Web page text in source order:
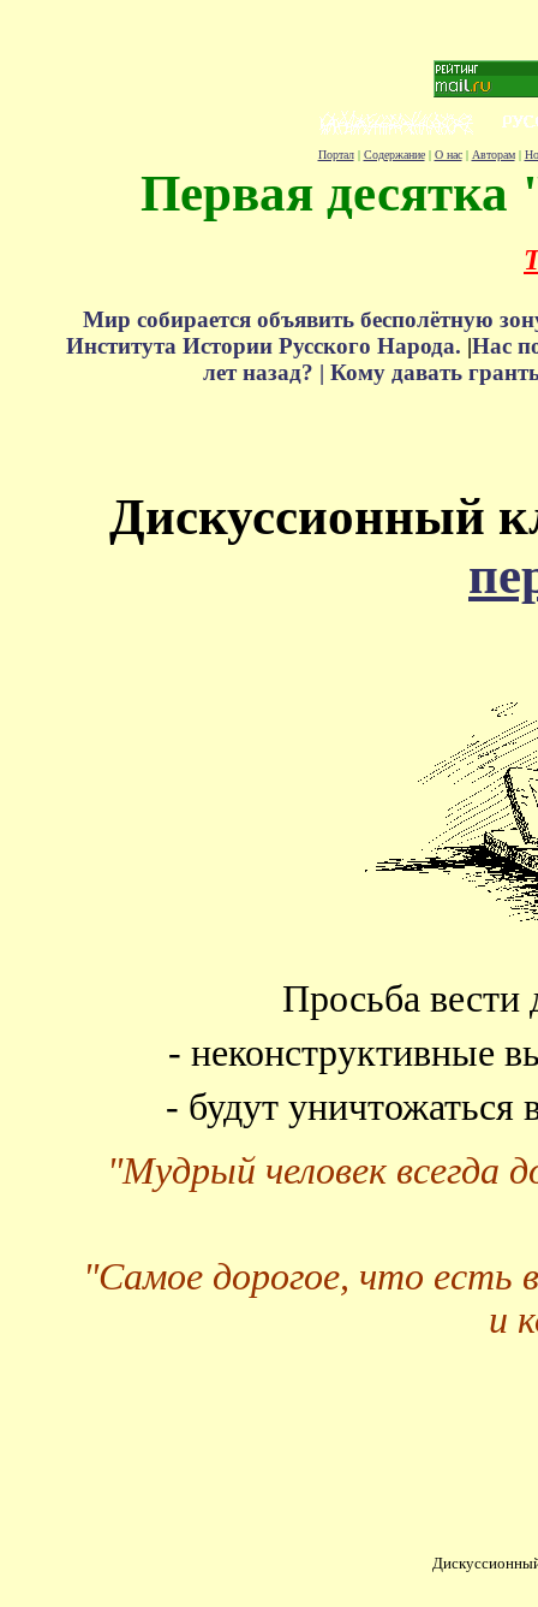
Портал| Содержание| О нас| Авторам|
Первая десятка
Мир собирается объявить бесполётную
Института Истории Русского Народа. |Нас
лет назад? | Кому давать
Дискуссионный
Просьба вести
- неконструктивные
- будут
"Мудрый человек всегда
"Самое дорогое, что есть
и